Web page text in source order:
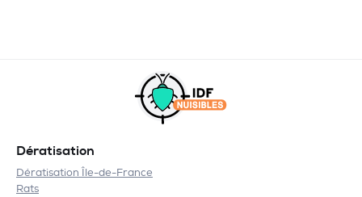
Dératisation
Dératisation Île-de-France
Rats